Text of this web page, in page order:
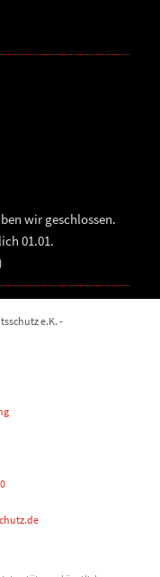
wir geschlossen.
01.01.
e.K. -